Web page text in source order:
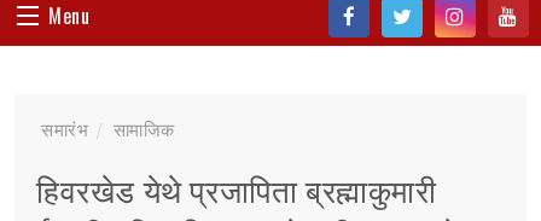
Menu
संपादकीय
जॉब/ नोकरी
समारंभ सामाजिक
हिवरखेड येथे प्रजापिता ब्रह्माकुमारी